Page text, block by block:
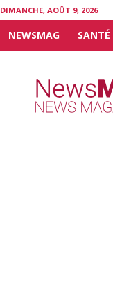
DIMANCHE, AOÛT 9, 2026
NEWSMAG SANTÉ